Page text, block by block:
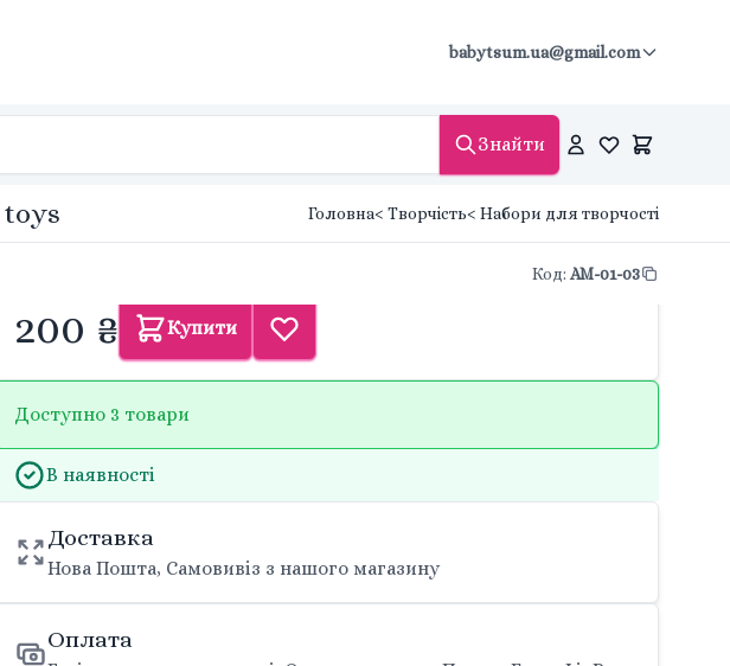
babytsum.ua@gmail.com
Знайти
toys Головна< Творчість< Набори для творчості
Код: AM-01-03
200 ₴ Купити
Доступно 3 товари
В наявності
Доставка
Нова Пошта, Самовивіз з нашого магазину
Оплата